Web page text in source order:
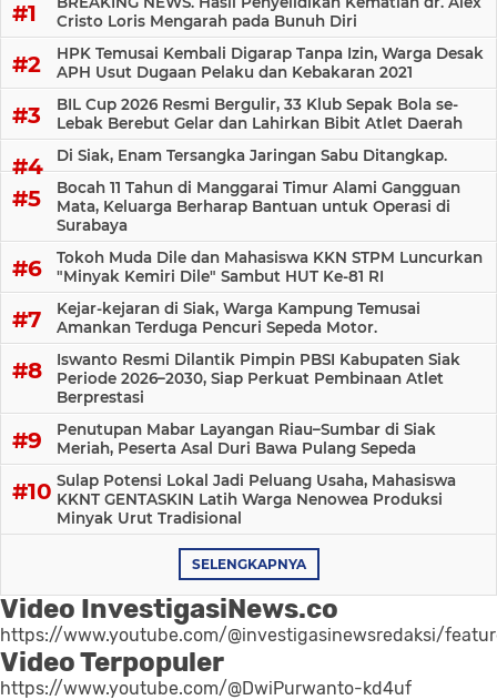
Cristo Loris Mengarah pada Bunuh Diri
HPK Temusai Kembali Digarap Tanpa Izin, Warga Desak
APH Usut Dugaan Pelaku dan Kebakaran 2021
BIL Cup 2026 Resmi Bergulir, 33 Klub Sepak Bola se-
Lebak Berebut Gelar dan Lahirkan Bibit Atlet Daerah
Di Siak, Enam Tersangka Jaringan Sabu Ditangkap.
Bocah 11 Tahun di Manggarai Timur Alami Gangguan
Mata, Keluarga Berharap Bantuan untuk Operasi di
Surabaya
Tokoh Muda Dile dan Mahasiswa KKN STPM Luncurkan
"Minyak Kemiri Dile" Sambut HUT Ke-81 RI
Kejar-kejaran di Siak, Warga Kampung Temusai
Amankan Terduga Pencuri Sepeda Motor.
Iswanto Resmi Dilantik Pimpin PBSI Kabupaten Siak
Periode 2026–2030, Siap Perkuat Pembinaan Atlet
Berprestasi
Penutupan Mabar Layangan Riau–Sumbar di Siak
Meriah, Peserta Asal Duri Bawa Pulang Sepeda
Sulap Potensi Lokal Jadi Peluang Usaha, Mahasiswa
KKNT GENTASKIN Latih Warga Nenowea Produksi
Minyak Urut Tradisional
SELENGKAPNYA
Video InvestigasiNews.co
https://www.youtube.com/@investigasinewsredaksi/
Video Terpopuler
https://www.youtube.com/@DwiPurwanto-kd4uf